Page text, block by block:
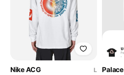
Nike ACG
L
Palace